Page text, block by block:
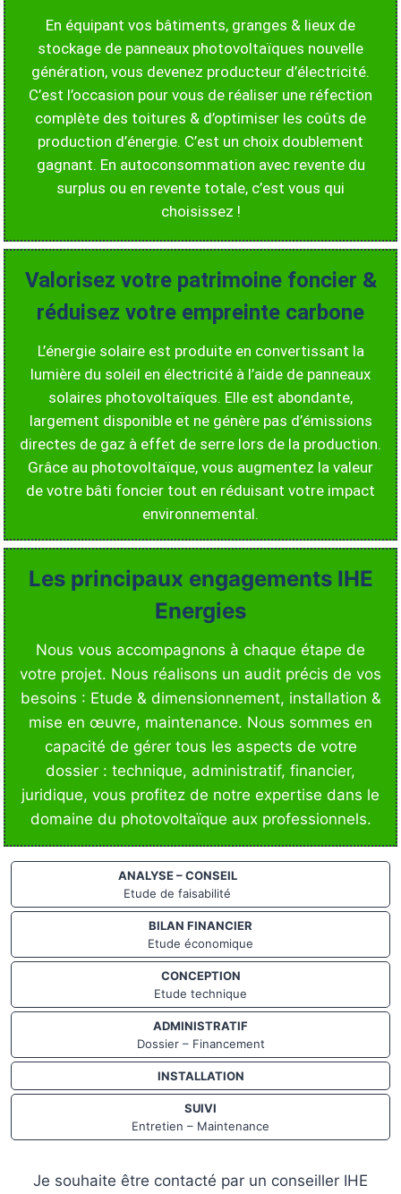
En équipant vos bâtiments, granges & lieux de
stockage de panneaux photovoltaïques nouvelle
génération, vous devenez producteur d’électricité.
C’est l’occasion pour vous de réaliser une réfection
complète des toitures & d’optimiser les coûts de
production d’énergie. C’est un choix doublement
gagnant. En autoconsommation avec revente du
surplus ou en revente totale, c’est vous qui
choisissez !
Valorisez votre patrimoine foncier &
réduisez votre empreinte carbone
L’énergie solaire est produite en convertissant la
lumière du soleil en électricité à l’aide de panneaux
solaires photovoltaïques. Elle est abondante,
largement disponible et ne génère pas d’émissions
directes de gaz à effet de serre lors de la production.
Grâce au photovoltaïque, vous augmentez la valeur
de votre bâti foncier tout en réduisant votre impact
environnemental.
Les principaux engagements IHE
Energies
Nous vous accompagnons à chaque étape de
votre projet. Nous réalisons un audit précis de vos
besoins : Etude & dimensionnement, installation &
mise en œuvre, maintenance. Nous sommes en
capacité de gérer tous les aspects de votre
dossier : technique, administratif, financier,
juridique, vous profitez de notre expertise dans le
domaine du photovoltaïque aux professionnels.
ANALYSE – CONSEIL
Etude de faisabilité
BILAN FINANCIER
Etude économique
CONCEPTION
Etude technique
ADMINISTRATIF
Dossier – Financement
INSTALLATION
SUIVI
Entretien – Maintenance
Je souhaite être contacté par un conseiller IHE